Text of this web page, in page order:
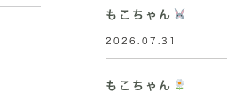
もこちゃん
2026.07.31
もこちゃん